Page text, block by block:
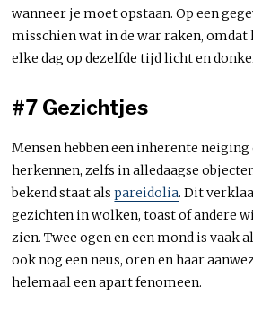
wanneer je moet opstaan. Op een
misschien wat in de war raken,
elke dag op dezelfde tijd licht en
#7 Gezichtjes
Mensen hebben een inherente
herkennen, zelfs in alledaagse
bekend staat alspareidolia. Dit
gezichten in wolken, toast of andere
zien. Twee ogen en een mond is vaak
ook nog een neus, oren en haar
helemaal een apart fenomeen.